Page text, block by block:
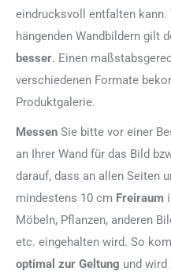
eindrucksvoll entfalten
hängenden Wandbildern gilt
besser. Einen
verschiedenen Formate
Produktgalerie.
Messen Sie bitte vor einer
an Ihrer Wand für das Bild
darauf, dass an allen Seiten
mindestens 10 cm Freiraum
Möbeln, Pflanzen, anderen
etc. eingehalten wird. So
optimal zur Geltung und wird